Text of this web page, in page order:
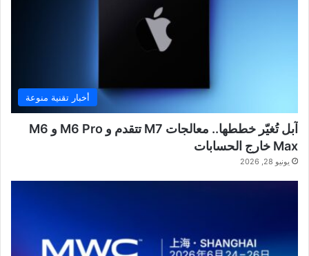
أخبار تقنية منوعة
آبل تُغيّر خططها.. معالجات M7 تتقدم و M6 Pro و M6
Max خارج الحسابات
يونيو 28, 2026